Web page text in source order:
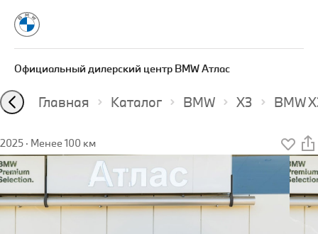
Официальный дилерский центр BMW Атлас
Главная Каталог BMW X3 BMW
2025 · Менее 100 км